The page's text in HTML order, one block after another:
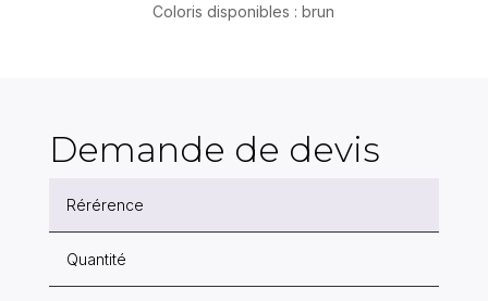
Coloris disponibles : brun
Demande de devis